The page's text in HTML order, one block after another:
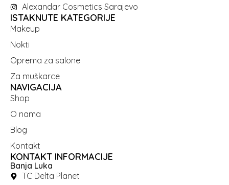
Alexandar Cosmetics Sarajevo
ISTAKNUTE KATEGORIJE
Makeup
Nokti
Oprema za salone
Za muškarce
NAVIGACIJA
Shop
O nama
Blog
Kontakt
KONTAKT INFORMACIJE
Banja Luka
TC Delta Planet